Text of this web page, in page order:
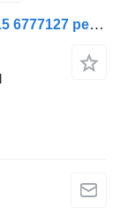
Senzor de nivel combustibil Volvo FL615 6777127 pentru camion Volvo